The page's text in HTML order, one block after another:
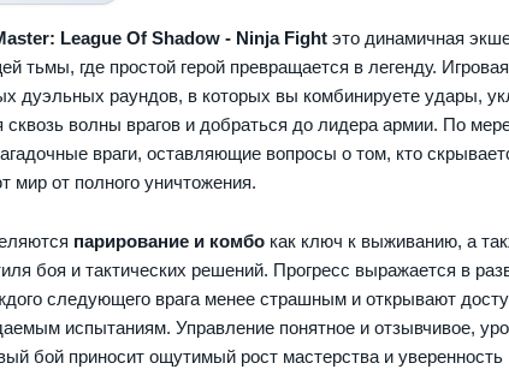
League Of Shadow - Ninja Fight это динамичная
тьмы, где простой герой превращается в легенду.
дуэльных раундов, в которых вы комбинируете удары,
сквозь волны врагов и добраться до лидера армии. По
враги, оставляющие вопросы о том, кто
мир от полного уничтожения.
парирование и комбо как ключ к выживанию, а
боя и тактических решений. Прогресс выражается в
следующего врага менее страшным и открывают
испытаниям. Управление понятное и отзывчивое,
бой приносит ощутимый рост мастерства и